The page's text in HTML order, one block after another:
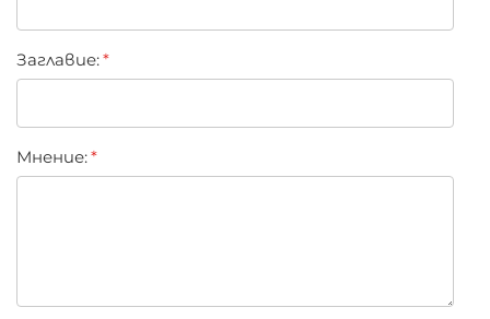
остатъците от лепило по изкуствените мигли
Внимателно премахнете спиралата по
изкуствените мигли с дегримьор
Заглавиe:
Мнение: